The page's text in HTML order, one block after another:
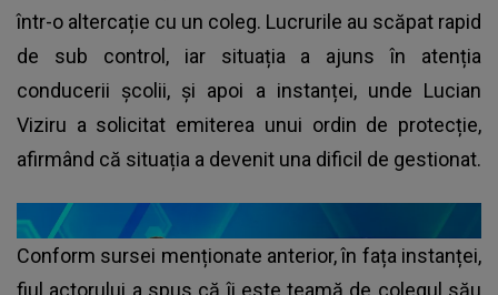
într-o altercație cu un coleg. Lucrurile au scăpat rapid
de sub control, iar situația a ajuns în atenția
conducerii școlii, și apoi a instanței, unde Lucian
Viziru a solicitat emiterea unui ordin de protecție,
afirmând că situația a devenit una dificil de gestionat.
Conform sursei menționate anterior, în fața instanței,
fiul actorului a spus că îi este teamă de colegul său